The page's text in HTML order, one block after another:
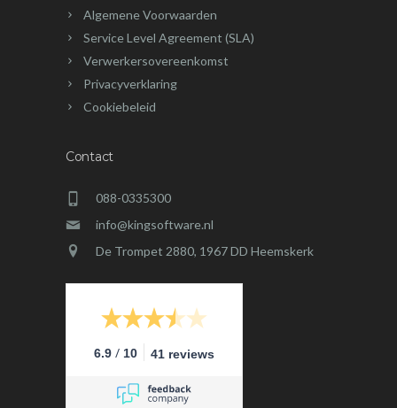
Algemene Voorwaarden
Service Level Agreement (SLA)
Verwerkersovereenkomst
Privacyverklaring
Cookiebeleid
Contact
088-0335300
info@kingsoftware.nl
De Trompet 2880, 1967 DD Heemskerk
6.9 / 10 41 reviews